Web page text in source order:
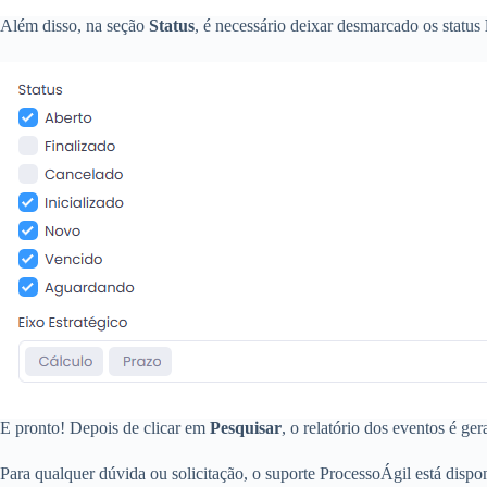
Além disso, na seção Status, é necessário deixar desmarcado os status
E pronto! Depois de clicar em Pesquisar, o relatório dos eventos é
Para qualquer dúvida ou solicitação, o suporte ProcessoÁgil está